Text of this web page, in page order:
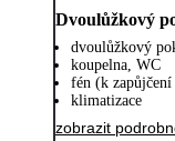
Dvoulůžkový
dvoulůžkový
koupelna, WC
fén (k zapůjčení
klimatizace
zobrazit